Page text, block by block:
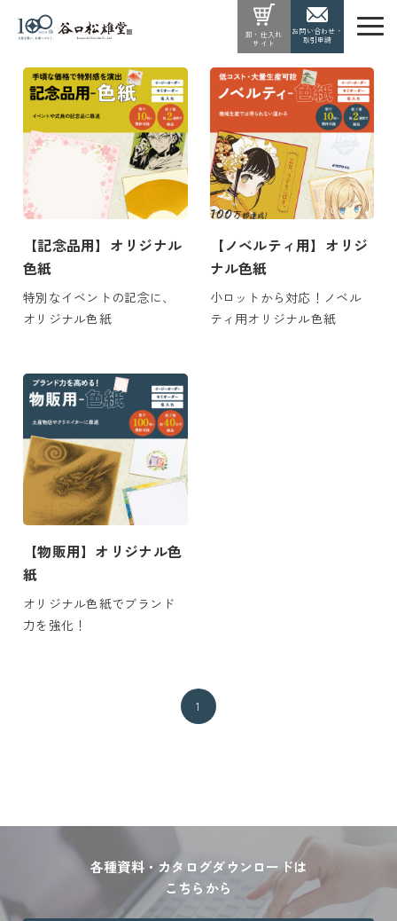
卸・仕入れ
サイト
お問い合わせ・
取引申請
【記念品用】オリジナル
色紙
特別なイベントの記念に、
オリジナル色紙
【ノベルティ用】オリジ
ナル色紙
小ロットから対応！ノベル
ティ用オリジナル色紙
【物販用】オリジナル色
紙
オリジナル色紙でブランド
力を強化！
1
各種資料・カタログダウンロードは
こちらから